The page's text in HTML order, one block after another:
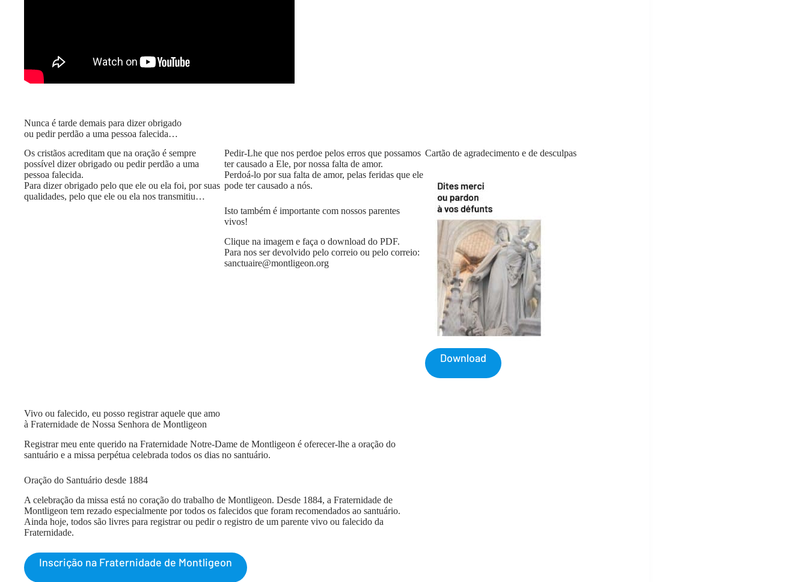
Nunca é tarde demais para dizer obrigado
ou pedir perdão a uma pessoa falecida…
Os cristãos acreditam que na oração é sempre
possível dizer obrigado ou pedir perdão a uma
pessoa falecida.
Para dizer obrigado pelo que ele ou ela foi, por suas
qualidades, pelo que ele ou ela nos transmitiu…
Pedir-Lhe que nos perdoe pelos erros que possamos
ter causado a Ele, por nossa falta de amor.
Perdoá-lo por sua falta de amor, pelas feridas que ele
pode ter causado a nós.
Isto também é importante com nossos parentes
vivos!
Clique na imagem e faça o download do PDF.
Para nos ser devolvido pelo correio ou pelo correio:
sanctuaire@montligeon.org
Cartão de agradecimento e de desculpas
Download
Vivo ou falecido, eu posso registrar aquele que amo
à Fraternidade de Nossa Senhora de Montligeon
Registrar meu ente querido na Fraternidade Notre-Dame de Montligeon é oferecer-lhe a oração do
santuário e a missa perpétua celebrada todos os dias no santuário.
Oração do Santuário desde 1884
A celebração da missa está no coração do trabalho de Montligeon. Desde 1884, a Fraternidade de
Montligeon tem rezado especialmente por todos os falecidos que foram recomendados ao santuário.
Ainda hoje, todos são livres para registrar ou pedir o registro de um parente vivo ou falecido da
Fraternidade.
Inscrição na Fraternidade de Montligeon